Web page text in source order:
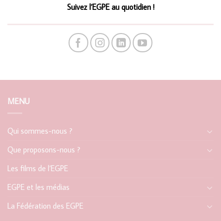
Suivez l’EGPE au quotidien !
MENU
Qui sommes-nous ?
Que proposons-nous ?
Les films de l’EGPE
EGPE et les médias
La Fédération des EGPE